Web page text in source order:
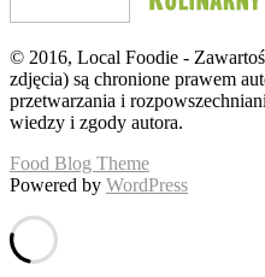
© 2016, Local Foodie -
zdjęcia) są chronione prawem
przetwarzania i
wiedzy i zgody autora.
Food Blog Theme
Powered by WordPress